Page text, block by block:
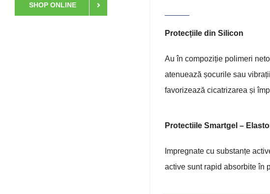
SHOP ONLINE
Protecțiile din Silicon
Au în compoziție polimeri
atenuează șocurile sau
favorizează cicatrizarea și
Protectiile Smartgel –
Impregnate cu substanțe
active sunt rapid absorbite în